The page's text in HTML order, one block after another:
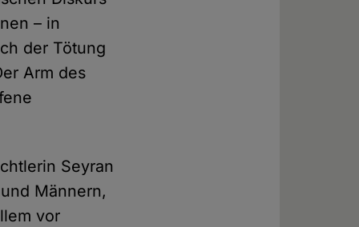
– in
der Tötung
Arm des
Seyran
Männern,
vor